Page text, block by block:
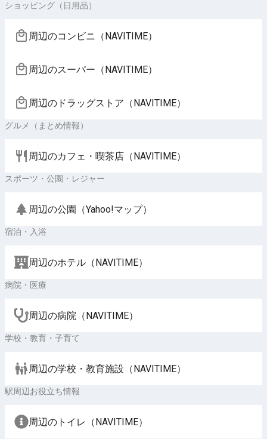
ショッピング（日用品）
周辺のコンビニ（NAVITIME）
周辺のスーパー（NAVITIME）
周辺のドラッグストア（NAVITIME）
グルメ（まとめ情報）
周辺のカフェ・喫茶店（NAVITIME）
スポーツ・公園・レジャー
周辺の公園（Yahoo!マップ）
宿泊・入浴
周辺のホテル（NAVITIME）
病院・医療
周辺の病院（NAVITIME）
学校・教育・子育て
周辺の学校・教育施設（NAVITIME）
駅周辺お役立ち情報
周辺のトイレ（NAVITIME）